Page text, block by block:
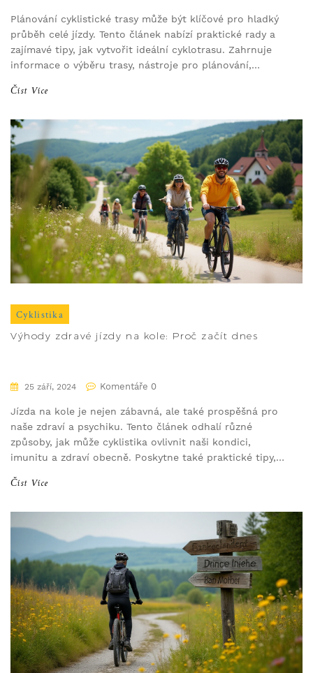
Plánování cyklistické trasy může být klíčové pro hladký
průběh celé jízdy. Tento článek nabízí praktické rady a
zajímavé tipy, jak vytvořit ideální cyklotrasu. Zahrnuje
informace o výběru trasy, nástroje pro plánování,
Číst Více
Cyklistika
Výhody zdravé jízdy na kole: Proč začít dnes
25 září, 2024 Komentáře 0
Jízda na kole je nejen zábavná, ale také prospěšná pro
naše zdraví a psychiku. Tento článek odhalí různé
způsoby, jak může cyklistika ovlivnit naši kondici,
imunitu a zdraví obecně. Poskytne také praktické tipy,
výletech. Co vše se skrývá za tímto populárním
Číst Více